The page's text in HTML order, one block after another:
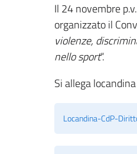
Il 24 novembre
organizzato il
violenze,
nello sport“.
Si allega
Locandina-CdP-